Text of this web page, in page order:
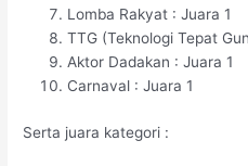
Lomba Rakyat : Juara 1
TTG (Teknologi Tepat
Aktor Dadakan : Juara 1
Carnaval : Juara 1
Serta juara kategori :